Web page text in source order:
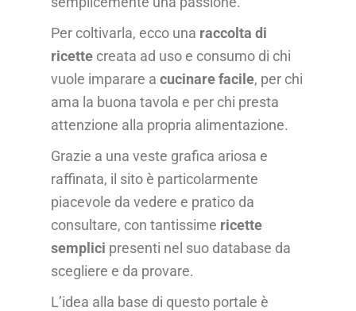
Per coltivarla, ecco una raccolta di
ricette creata ad uso e consumo di chi
vuole imparare a cucinare facile, per chi
ama la buona tavola e per chi presta
attenzione alla propria alimentazione.
Grazie a una veste grafica ariosa e
raffinata, il sito è particolarmente
piacevole da vedere e pratico da
consultare, con tantissime ricette
semplici presenti nel suo database da
scegliere e da provare.
L’idea alla base di questo portale è